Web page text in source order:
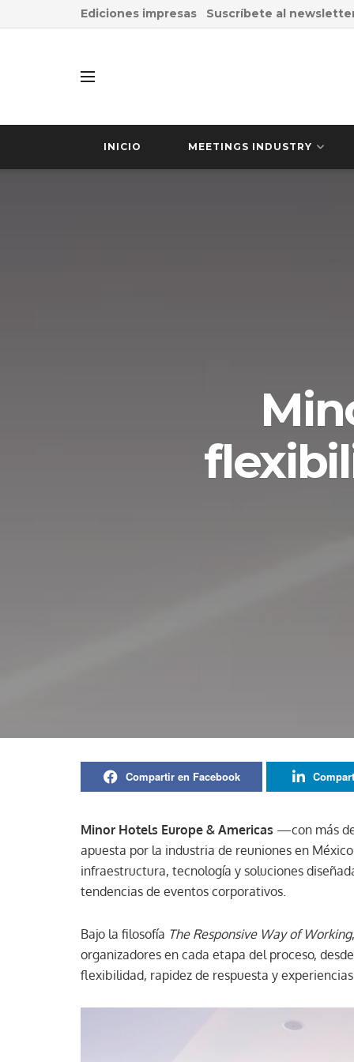
Ediciones impresas Suscríbete al
INICIO MEETINGS INDUSTRY
Compartir en Facebook
Minor Hotels Europe & Americas —con más
apuesta por la industria de reuniones en
infraestructura, tecnología y soluciones
tendencias de eventos corporativos.
Bajo la filosofía The Responsive Way of Working
organizadores en cada etapa del proceso,
flexibilidad, rapidez de respuesta y